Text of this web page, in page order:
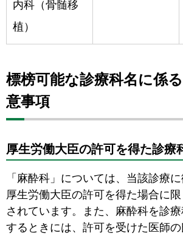
内科（骨髄移
植）
標榜可能な診療科名に係
意事項
厚生労働大臣の許可を得た診療
「麻酔科」については、当該診療
厚生労働大臣の許可を得た場合に
されています。また、麻酔科を診
するときには、許可を受けた医師